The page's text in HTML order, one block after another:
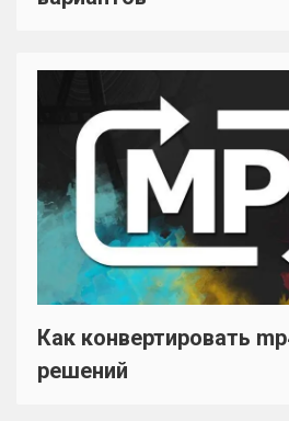
Как конвертировать
решений